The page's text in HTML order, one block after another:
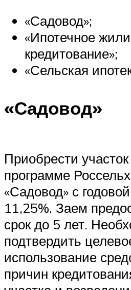
«Садовод»;
«Ипотечное
кредитование»;
«Сельская
«Садовод»
Приобрести
программе
«Садовод» с
11,25%. Заем
срок до 5 лет.
подтвердить
использование
причин